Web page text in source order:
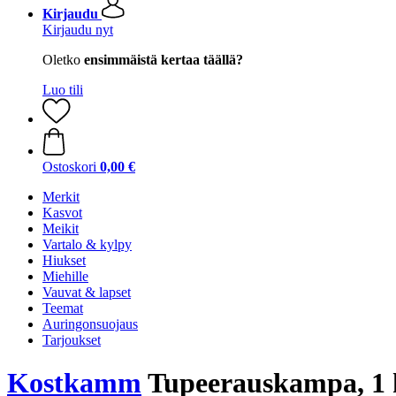
Kirjaudu
Kirjaudu nyt
Oletko ensimmäistä kertaa täällä?
Luo tili
Ostoskori 0,00 €
Merkit
Kasvot
Meikit
Vartalo & kylpy
Hiukset
Miehille
Vauvat & lapset
Teemat
Auringonsuojaus
Tarjoukset
KostkammTupeerauskampa,